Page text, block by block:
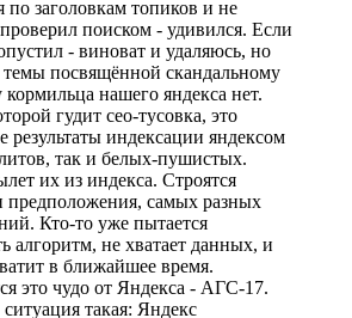
заголовкам топиков и не
поиском - удивился. Если
- виноват и удаляюсь, но
посвящённой скандальному
нашего яндекса нет.
гудит сео-тусовка, это
результаты индексации яндексом
так и белых-пушистых.
их из индекса. Строятся
предположения, самых разных
Кто-то уже пытается
алгоритм, не хватает данных, и
в ближайшее время.
это чудо от Яндекса - АГС-17.
такая: Яндекс